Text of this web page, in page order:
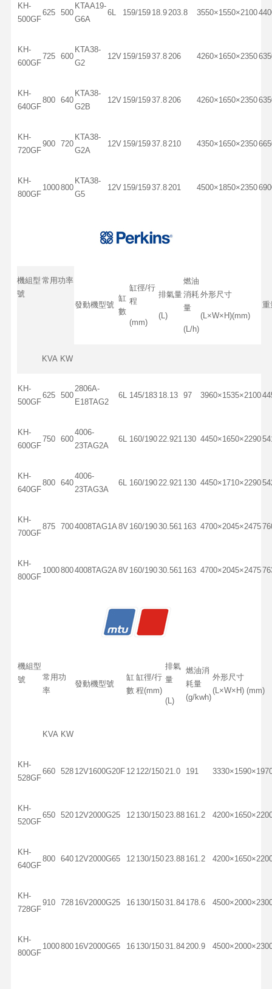
KH-
500GF
625 500
KTAA19-
G6A
6L 159/159 18.9203.8 3550×1550×2100
KH-
600GF
725 600
KTA38-
G2
12V 159/15937.8206 4260×1650×2350
KH-
640GF
800 640
KTA38-
G2B
12V 159/15937.8206 4260×1650×2350
KH-
720GF
900 720
KTA38-
G2A
12V 159/15937.8210 4350×1650×2350
KH-
800GF
1000800
KTA38-
G5
12V 159/15937.8201 4500×1850×2350
機組型
號
常用功率
發動機型號
缸
數
缸徑/行
程
(mm)
排氣量
(L)
燃油
消耗
量
(L/h)
外形尺寸
(L×W×H)(mm)
重
KVA KW
KH-
500GF
625 500
2806A-
E18TAG2
6L 145/183 18.13 97 3960×1535×2100
KH-
600GF
750 600
4006-
23TAG2A
6L 160/19022.921 130 4450×1650×2290
KH-
640GF
800 640
4006-
23TAG3A
6L 160/19022.921 130 4450×1710×2290
KH-
700GF
875 7004008TAG1A8V 160/19030.561 163 4700×2045×2475
KH-
800GF
10008004008TAG2A8V 160/19030.561 163 4700×2045×2475
機組型
號
常用功
率
發動機型號
缸
數
缸徑/行
程(mm)
排氣
量
(L)
燃油消
耗量
(g/kwh)
外形尺寸
(L×W×H) (mm)
KVA KW
KH-
528GF
660 528 12V1600G20F 12 122/15021.0 191
KH-
520GF
650 520 12V2000G25 12 130/15023.88 161.2
KH-
640GF
800 640 12V2000G65 12 130/15023.88 161.2
KH-
728GF
910 728 16V2000G25 16 130/15031.84 178.6
KH-
800GF
1000800 16V2000G65 16 130/15031.84200.9